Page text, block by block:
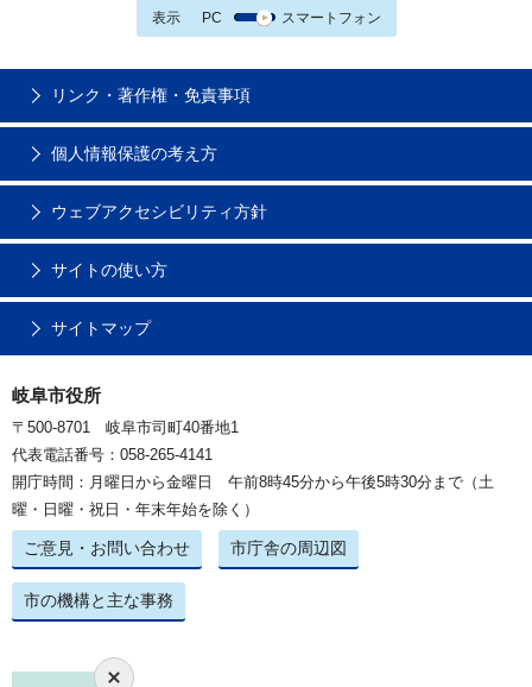
表示 PC スマートフォン
リンク・著作権・免責事項
個人情報保護の考え方
ウェブアクセシビリティ方針
サイトの使い方
サイトマップ
岐阜市役所
〒500-8701 岐阜市司町40番地1
代表電話番号：058-265-4141
開庁時間：月曜日から金曜日 午前8時45分から午後5時30分まで（土
曜・日曜・祝日・年末年始を除く）
ご意見・お問い合わせ 市庁舎の周辺図
市の機構と主な事務